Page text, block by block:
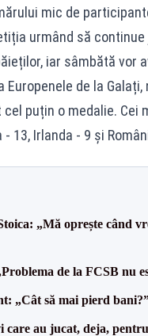
mic de
urmând să
iar sâmbătă vor
de la Galați,
puțin o medalie. Cei
13, Irlanda - 9 și
„Mă oprește când
de la FCSB nu
„Cât să mai pierd
au jucat, deja,